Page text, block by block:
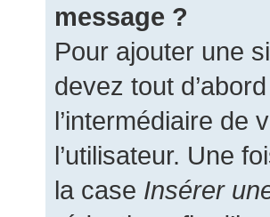
message ?
Pour ajouter une
devez tout
l’intermédiaire de
l’utilisateur. Une
la case Insérer